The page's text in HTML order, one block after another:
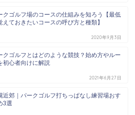
クゴルフ場のコースの仕組みを知ろう【最低
えておきたいコースの呼び方と種類】
2020年9月3日
クゴルフとはどのような競技？始め方やルー
初心者向けに解説
2021年6月27日
近郊｜パークゴルフ打ちっぱなし練習場おす
3選